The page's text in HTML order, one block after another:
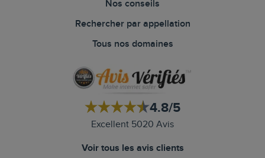
Nos conseils
Rechercher par appellation
Tous nos domaines
4.8/5
Excellent 5020 Avis
Voir tous les avis clients